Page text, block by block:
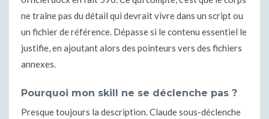
ne traîne pas du détail qui devrait vivre dans un script ou
un fichier de référence. Dépasse si le contenu essentiel le
justifie, en ajoutant alors des pointeurs vers des fichiers
annexes.
Pourquoi mon skill ne se déclenche pas ?
Presque toujours la description. Claude sous-déclenche